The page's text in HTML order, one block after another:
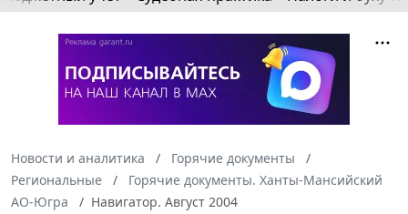
Новости и аналитика
Горячие документы
Региональные
Горячие документы. Ханты-Мансийский
АО-Югра
Навигатор. Август 2004